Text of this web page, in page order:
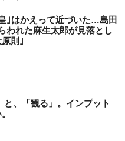
｣はかえって近づいた…島田
われた麻生太郎が見落とし
則｣
と、「観る」。インプット